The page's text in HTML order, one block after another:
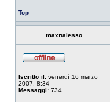
Top
maxnalesso
Iscritto il: venerdì 16 marzo
2007, 8:34
Messaggi: 734